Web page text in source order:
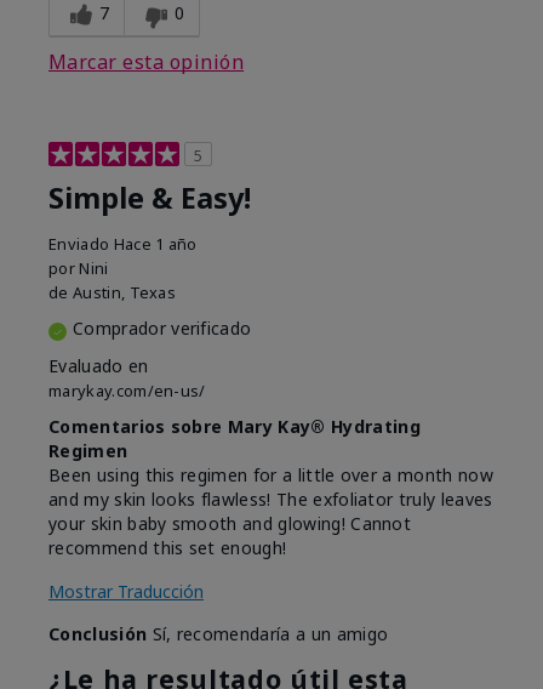
7 0
Marcar esta opinión
5
Simple & Easy!
Enviado Hace 1 año
por Nini
de Austin, Texas
Comprador verificado
Evaluado en
marykay.com/en-us/
Comentarios sobre Mary Kay® Hydrating
Regimen
Been using this regimen for a little over a month now
and my skin looks flawless! The exfoliator truly leaves
your skin baby smooth and glowing! Cannot
recommend this set enough!
Mostrar Traducción
Conclusión Sí, recomendaría a un amigo
¿Le ha resultado útil esta